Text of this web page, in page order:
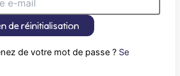
de réinitialisation
de votre mot de passe ? Se